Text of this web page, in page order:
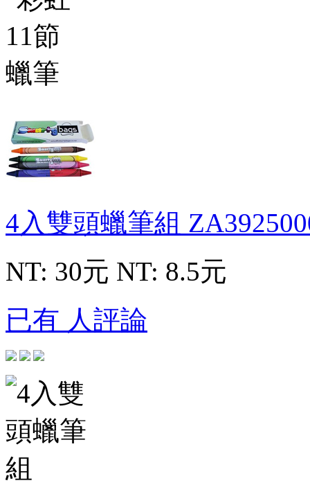
4入雙頭蠟筆組
NT: 30元 NT: 8.5元
已有 人評論